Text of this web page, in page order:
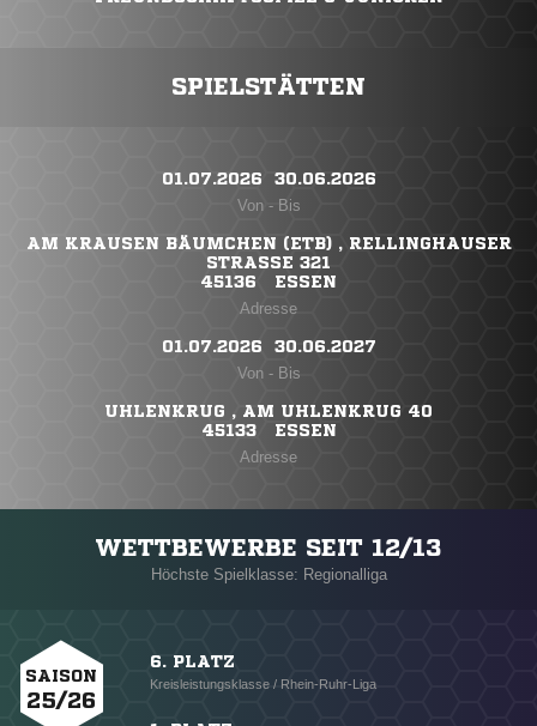
SPIELSTÄTTEN
01.07.2026 ​ 30.06.2026
Von - Bis
AM KRAUSEN BÄUMCHEN (ETB) , RELLINGHAUSER
STRASSE 321
45136 ESSEN
Adresse
01.07.2026 ​ 30.06.2027
Von - Bis
UHLENKRUG , AM UHLENKRUG 40
45133 ESSEN
Adresse
WETTBEWERBE SEIT 12/13
Höchste Spielklasse: Regionalliga
SAISON
25/26
6. PLATZ
Kreisleistungsklasse / Rhein-Ruhr-Liga